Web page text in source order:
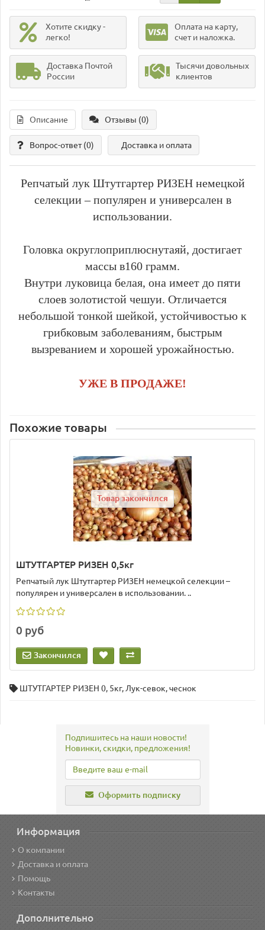
Хотите скидку -
легко!
Оплата на карту,
счет и наложка.
Доставка Почтой
России
Тысячи довольных
клиентов
Описание Отзывы (0)
Вопрос-ответ(0) Доставка и оплата
Репчатый лук Штутгартер РИЗЕН немецкой
селекции – популярен и универсален в
использовании.
Головка округлоприплюснутаяй, достигает
массы в160 грамм.
Внутри луковица белая, она имеет до пяти
слоев золотистой чешуи. Отличается
небольшой тонкой шейкой, устойчивостью к
грибковым заболеваниям, быстрым
вызреванием и хорошей урожайностью.
УЖЕ В ПРОДАЖЕ!
Похожие товары
Товар закончился
ШТУТГАРТЕР РИЗЕН 0,5кг
Репчатый лук Штутгартер РИЗЕН немецкой селекции –
популярен и универсален в использовании. ..
0 руб
Закончился
ШТУТГАРТЕР РИЗЕН 0, 5кг, Лук-севок,чеснок
Подпишитесь на наши новости!
Новинки, скидки, предложения!
Оформить подписку
Информация
О компании
Доставка и оплата
Помощь
Контакты
Дополнительно